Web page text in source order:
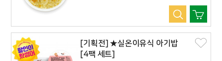
[기획전] ★실온이유식 아기밥
[4팩 세트]